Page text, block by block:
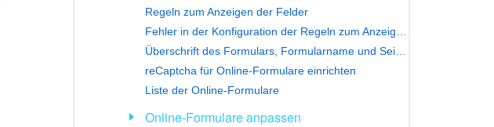
Regeln zum Anzeigen der Felder
reCaptcha für Online-Formulare einrichten
Liste der Online-Formulare
Online-Formulare anpassen